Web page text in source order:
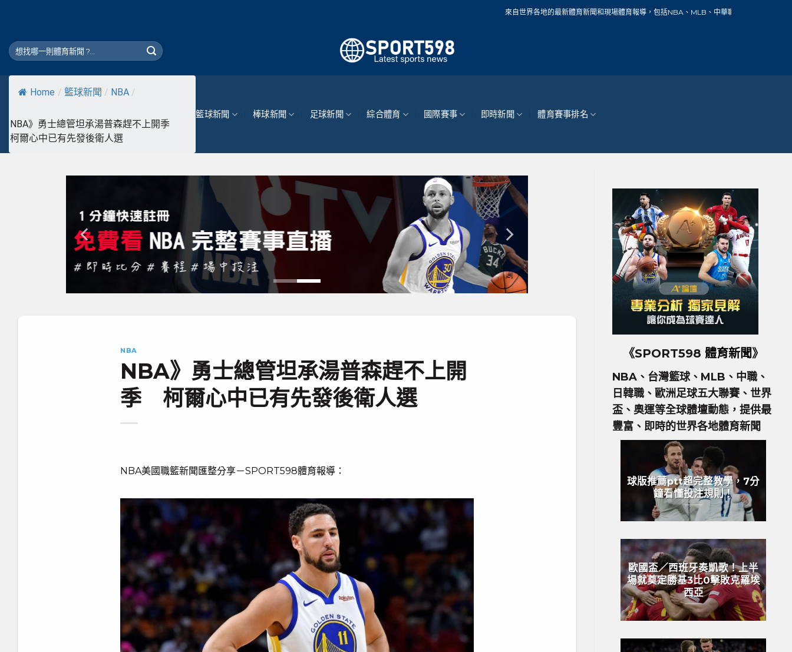
來自世界各地的最新體育新聞和現場體育報導，包括NBA、MLB、中華職棒、籃球、網球、足球、賽車、自
Home / 籃球新聞 / NBA /
NBA》勇士總管坦承湯普森趕不上開季
柯爾心中已有先發後衛人選
籃球新聞 棒球新聞 足球新聞 綜合體育 國際賽事 即時新聞 體育賽事排名
NBA
NBA》勇士總管坦承湯普森趕不上開
季 柯爾心中已有先發後衛人選
NBA美國職籃新聞匯整分享－SPORT598體育報導：
《SPORT598 體育新聞》
NBA、台灣籃球、MLB、中職、
日韓職、歐洲足球五大聯賽、世界
盃、奧運等全球體壇動態，提供最
豐富、即時的世界各地體育新聞
球版推薦ptt超完整教學，7分
鐘看懂投注規則！
歐國盃／西班牙奏凱歌！上半
場就奠定勝基3比0擊敗克羅埃
西亞